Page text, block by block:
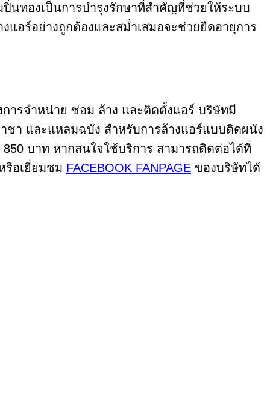
นทองเป็นการบำรุงรักษาที่สำคัญที่ช่วยให้ระบบ
แอร์อย่างถูกต้องและสม่ำเสมอจะช่วยยืดอายุการ
การจำหน่าย ซ่อม ล้าง และติดตั้งแอร์ บริษัทมี
ชา และแหลมฉบัง สำหรับการล้างแอร์แบบติดผนัง
บาท หากสนใจใช้บริการ สามารถติดต่อได้ที่
รือเยี่ยมชม FACEBOOK FANPAGE ของบริษัทได้